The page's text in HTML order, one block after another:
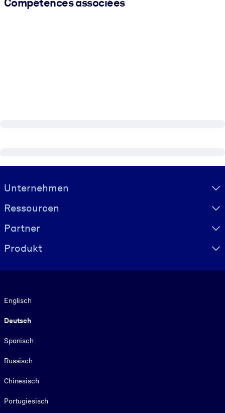
Visually hidden Text
Unternehmen
Ressourcen
Partner
Produkt
Englisch
Deutsch
Spanisch
Russisch
Chinesisch
Portugiesisch